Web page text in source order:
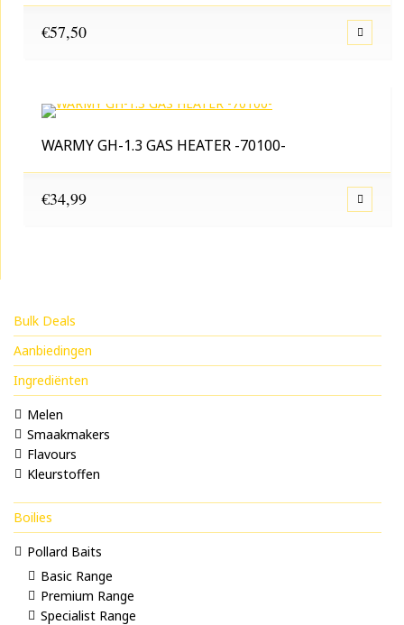
€57,50
WARMY GH-1.3 GAS HEATER -70100-
€34,99
Bulk Deals
Aanbiedingen
Ingrediënten
Melen
Smaakmakers
Flavours
Kleurstoffen
Boilies
Pollard Baits
Basic Range
Premium Range
Specialist Range